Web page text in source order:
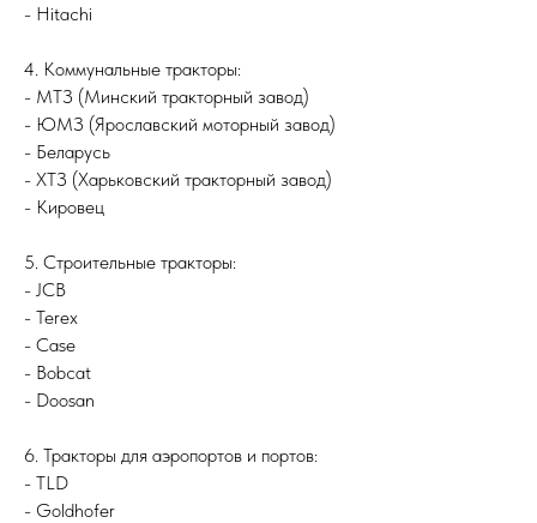
- Hitachi
4. Коммунальные тракторы:
- МТЗ (Минский тракторный завод)
- ЮМЗ (Ярославский моторный завод)
- Беларусь
- ХТЗ (Харьковский тракторный завод)
- Кировец
5. Строительные тракторы:
- JCB
- Terex
- Case
- Bobcat
- Doosan
6. Тракторы для аэропортов и портов:
- TLD
- Goldhofer